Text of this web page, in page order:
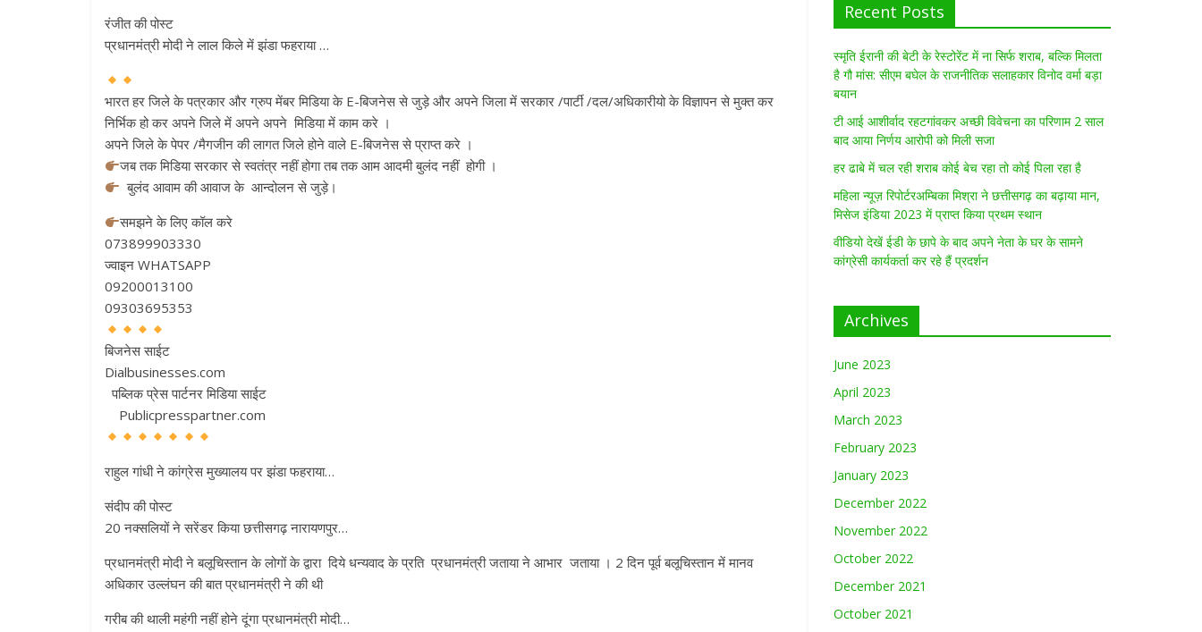
रंजीत की पोस्ट
प्रधानमंत्री मोदी ने लाल किले में झंडा फहराया …
भारत हर जिले के पत्रकार और ग्रुप मेंबर मिडिया के E-बिजनेस से जुड़े और अपने जिला में सरकार /पार्टी /दल/अधिकारीयो के विज्ञापन से मुक्त कर
निर्भिक हो कर अपने जिले में अपने अपने मिडिया में काम करे ।
अपने जिले के पेपर /मैगजीन की लागत जिले होने वाले E-बिजनेस से प्राप्त करे ।
जब तक मिडिया सरकार से स्वतंत्र नहीं होगा तब तक आम आदमी बुलंद नहीं होगी ।
बुलंद आवाम की आवाज के आन्दोलन से जुड़े।
समझने के लिए कॉल करे
073899903330
ज्वाइन WHATSAPP
09200013100
09303695353
बिजनेस साईट
Dialbusinesses.com
पब्लिक प्रेस पार्टनर मिडिया साईट
Publicpresspartner.com
राहुल गांधी ने कांग्रेस मुख्यालय पर झंडा फहराया…
संदीप की पोस्ट
20 नक्सलियों ने सरेंडर किया छत्तीसगढ़ नारायणपुर…
प्रधानमंत्री मोदी ने बलूचिस्तान के लोगों के द्वारा दिये धन्यवाद के प्रति प्रधानमंत्री जताया ने आभार जताया । 2 दिन पूर्व बलूचिस्तान में मानव
अधिकार उल्लंघन की बात प्रधानमंत्री ने की थी
गरीब की थाली महंगी नहीं होने दूंगा प्रधानमंत्री मोदी…
Recent Posts
स्मृति ईरानी की बेटी के रेस्टोरेंट में ना सिर्फ शराब, बल्कि मिलता
है गौ मांस: सीएम बघेल के राजनीतिक सलाहकार विनोद वर्मा बड़ा
बयान
टी आई आशीर्वाद रहटगांवकर अच्छी विवेचना का परिणाम 2 साल
बाद आया निर्णय आरोपी को मिली सजा
हर ढाबे में चल रही शराब कोई बेच रहा तो कोई पिला रहा है
महिला न्यूज़ रिपोर्टरअम्बिका मिश्रा ने छत्तीसगढ़ का बढ़ाया मान,
मिसेज इंडिया 2023 में प्राप्त किया प्रथम स्थान
वीडियो देखें ईडी के छापे के बाद अपने नेता के घर के सामने
कांग्रेसी कार्यकर्ता कर रहे हैं प्रदर्शन
Archives
June 2023
April 2023
March 2023
February 2023
January 2023
December 2022
November 2022
October 2022
December 2021
October 2021